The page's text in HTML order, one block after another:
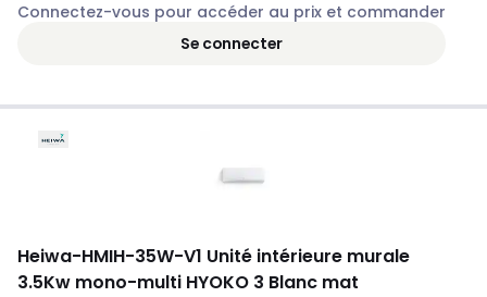
Connectez-vous pour accéder au prix et commander
Se connecter
Heiwa-HMIH-35W-V1 Unité intérieure murale
3.5Kw mono-multi HYOKO 3 Blanc mat